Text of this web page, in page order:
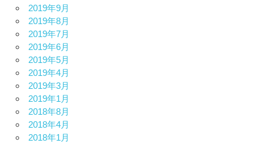
2019年9月
2019年8月
2019年7月
2019年6月
2019年5月
2019年4月
2019年3月
2019年1月
2018年8月
2018年4月
2018年1月